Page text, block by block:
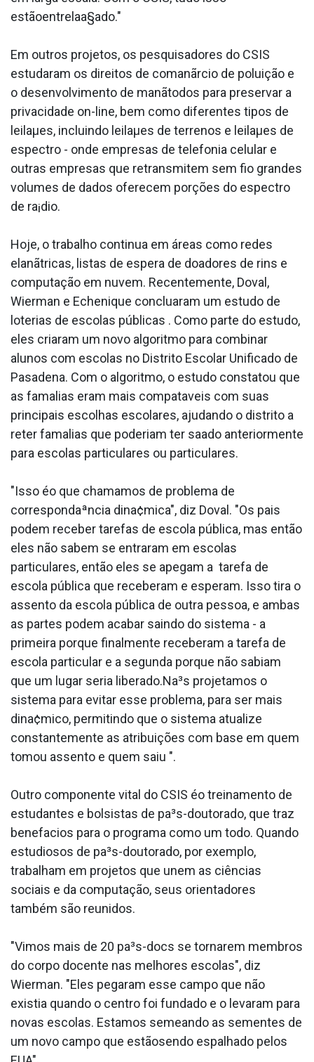
estãoentrelaa§ado."
Em outros projetos, os pesquisadores do CSIS
estudaram os direitos de comanãrcio de poluição e
o desenvolvimento de manãtodos para preservar a
privacidade on-line, bem como diferentes tipos de
leilaµes, incluindo leilaµes de terrenos e leilaµes de
espectro - onde empresas de telefonia celular e
outras empresas que retransmitem sem fio grandes
volumes de dados oferecem porções do espectro
de ra¡dio.
Hoje, o trabalho continua em áreas como redes
elanãtricas, listas de espera de doadores de rins e
computação em nuvem. Recentemente, Doval,
Wierman e Echenique conclua­ram um estudo de
loterias de escolas públicas . Como parte do estudo,
eles criaram um novo algoritmo para combinar
alunos com escolas no Distrito Escolar Unificado de
Pasadena. Com o algoritmo, o estudo constatou que
as fama­lias eram mais compata­veis com suas
principais escolhas escolares, ajudando o distrito a
reter fama­lias que poderiam ter saa­do anteriormente
para escolas particulares ou particulares.
"Isso éo que chamamos de problema de
correspondaªncia dina¢mica", diz Doval. "Os pais
podem receber tarefas de escola pública, mas então
eles não sabem se entraram em escolas
particulares, então eles se apegam a tarefa de
escola pública que receberam e esperam. Isso tira o
assento da escola pública de outra pessoa, e ambas
as partes podem acabar saindo do sistema - a
primeira porque finalmente receberam a tarefa de
escola particular e a segunda porque não sabiam
que um lugar seria liberado.Na³s projetamos o
sistema para evitar esse problema, para ser mais
dina¢mico, permitindo que o sistema atualize
constantemente as atribuições com base em quem
tomou assento e quem saiu ".
Outro componente vital do CSIS éo treinamento de
estudantes e bolsistas de pa³s-doutorado, que traz
benefa­cios para o programa como um todo. Quando
estudiosos de pa³s-doutorado, por exemplo,
trabalham em projetos que unem as ciências
sociais e da computação, seus orientadores
também são reunidos.
"Vimos mais de 20 pa³s-docs se tornarem membros
do corpo docente nas melhores escolas", diz
Wierman. "Eles pegaram esse campo que não
existia quando o centro foi fundado e o levaram para
novas escolas. Estamos semeando as sementes de
um novo campo que estãosendo espalhado pelos